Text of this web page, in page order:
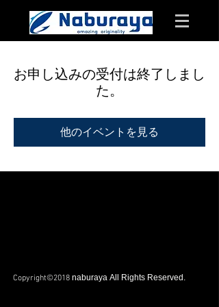
お申し込みの受付は終了しまし
た。
他のイベントを見る
Copyright©2018 naburaya All Rights Reserved.